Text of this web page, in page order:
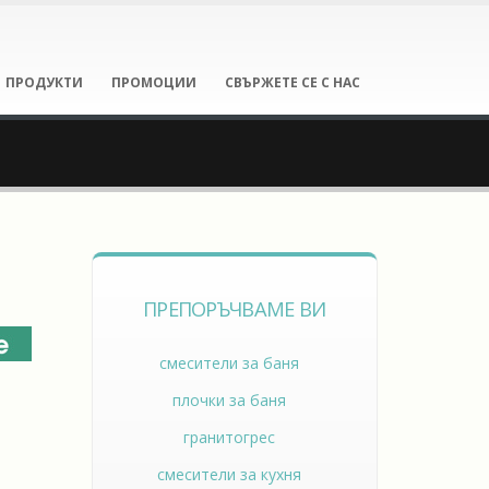
ПРОДУКТИ ПРОМОЦИИ СВЪРЖЕТЕ СЕ С НАС
ПРЕПОРЪЧВАМЕ ВИ
смесители за баня
плочки за баня
гранитогрес
смесители за кухня